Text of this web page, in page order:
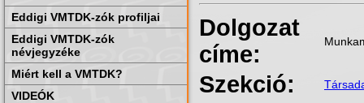
Eddigi VMTDK-zók profiljai
Eddigi VMTDK-zók
névjegyzéke
Miért kell a VMTDK?
VIDEÓK
Dolgozat
címe:
Szekció: